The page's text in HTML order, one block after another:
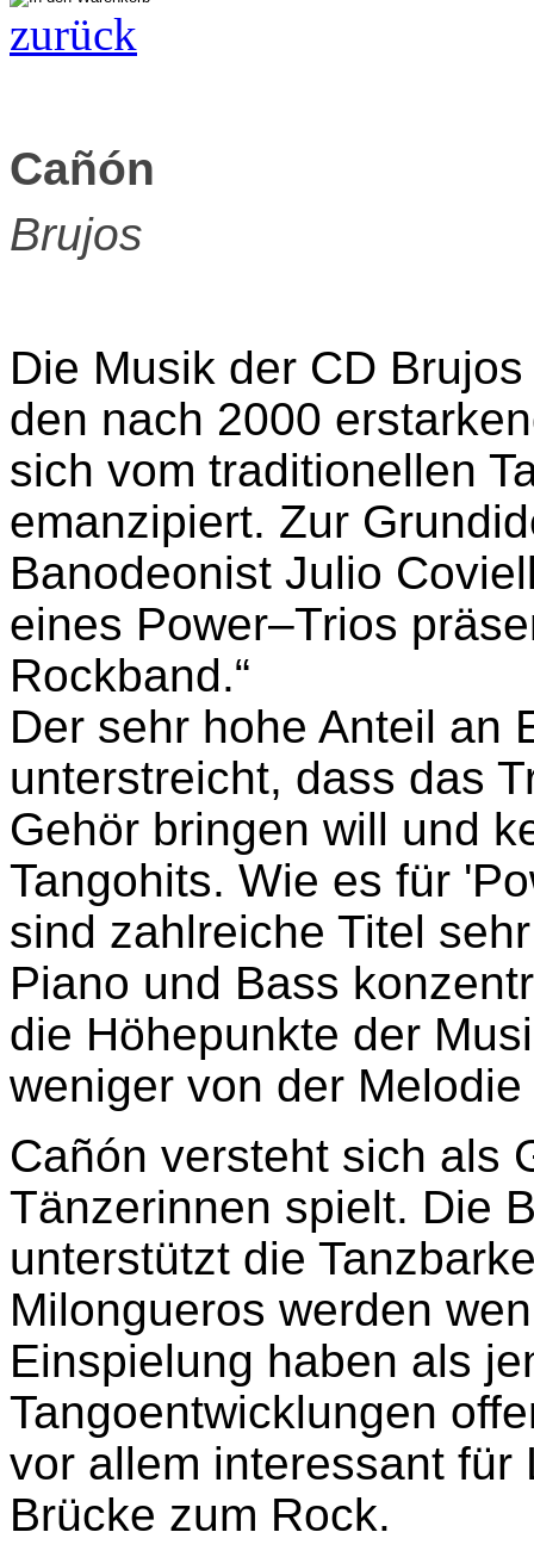
zurück
Cañón
Brujos
Die Musik der CD
den nach 2000
sich vom traditionellen
emanzipiert. Zur
Banodeonist Julio
eines Power–Trios
Rockband.“
Der sehr hohe Anteil an
unterstreicht, dass das
Gehör bringen will und
Tangohits. Wie es für
sind zahlreiche Titel
Piano und Bass
die Höhepunkte der
weniger von der
Cañón versteht sich als
Tänzerinnen spielt. Die
unterstützt die
Milongueros werden
Einspielung haben als
Tangoentwicklungen
vor allem interessant für
Brücke zum Rock.